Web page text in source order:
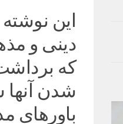
این
دینی و
که
شدن آنها
باورهای